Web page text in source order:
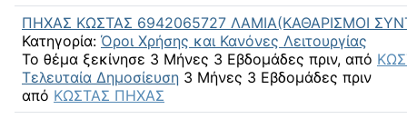
ΠΗΧΑΣ ΚΩΣΤΑΣ 6942065727 ΛΑΜΙΑ(ΚΑΘΑΡΙΣΜΟΙ
Κατηγορία: Όροι Χρήσης και Κανόνες Λειτουργίας
Το θέμα ξεκίνησε 3 Μήνες 3 Εβδομάδες πριν, από
Τελευταία Δημοσίευση 3 Μήνες 3 Εβδομάδες πριν
από ΚΩΣΤΑΣ ΠΗΧΑΣ